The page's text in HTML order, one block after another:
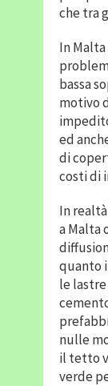
che tra
In
bassa
motivo
ed
di
costi di
In
a Malta
quanto
le
nulle
il tetto
verde